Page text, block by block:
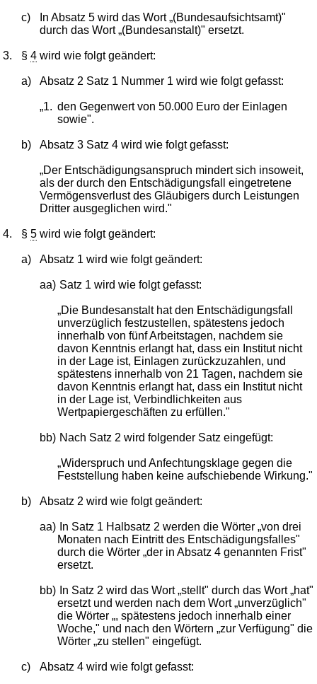
c)
In Absatz 5 wird das Wort „(Bundesaufsichtsamt)"
durch das Wort „(Bundesanstalt)" ersetzt.
3. §4 wird wie folgt geändert:
a) Absatz 2 Satz 1 Nummer 1 wird wie folgt gefasst:
„1. den Gegenwert von 50.000 Euro der Einlagen
sowie".
b) Absatz 3 Satz 4 wird wie folgt gefasst:
„Der Entschädigungsanspruch mindert sich insoweit,
als der durch den Entschädigungsfall eingetretene
Vermögensverlust des Gläubigers durch Leistungen
Dritter ausgeglichen wird."
4. §5 wird wie folgt geändert:
a) Absatz 1 wird wie folgt geändert:
aa) Satz 1 wird wie folgt gefasst:
„Die Bundesanstalt hat den Entschädigungsfall
unverzüglich festzustellen, spätestens jedoch
innerhalb von fünf Arbeitstagen, nachdem sie
davon Kenntnis erlangt hat, dass ein Institut nicht
in der Lage ist, Einlagen zurückzuzahlen, und
spätestens innerhalb von 21 Tagen, nachdem sie
davon Kenntnis erlangt hat, dass ein Institut nicht
in der Lage ist, Verbindlichkeiten aus
Wertpapiergeschäften zu erfüllen."
bb) Nach Satz 2 wird folgender Satz eingefügt:
„Widerspruch und Anfechtungsklage gegen die
Feststellung haben keine aufschiebende Wirkung."
b) Absatz 2 wird wie folgt geändert:
aa)
In Satz 1 Halbsatz 2 werden die Wörter „von drei
Monaten nach Eintritt des Entschädigungsfalles"
durch die Wörter „der in Absatz 4 genannten Frist"
ersetzt.
bb)
In Satz 2 wird das Wort „stellt" durch das Wort „hat"
ersetzt und werden nach dem Wort „unverzüglich"
die Wörter „, spätestens jedoch innerhalb einer
Woche," und nach den Wörtern „zur Verfügung" die
Wörter „zu stellen" eingefügt.
c) Absatz 4 wird wie folgt gefasst: